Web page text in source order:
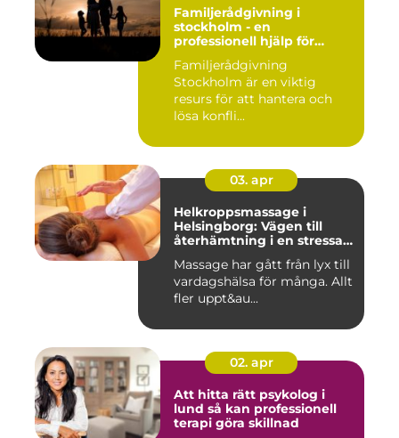
Familjerådgivning i
stockholm - en
professionell hjälp för
Familjerådgivning
Stockholm är en viktig
resurs för att hantera och
lösa konfli...
03. apr
Helkroppsmassage i
Helsingborg: Vägen till
återhämtning i en stressad
Massage har gått från lyx till
vardagshälsa för många. Allt
fler uppt&au...
02. apr
Att hitta rätt psykolog i
lund så kan professionell
terapi göra skillnad